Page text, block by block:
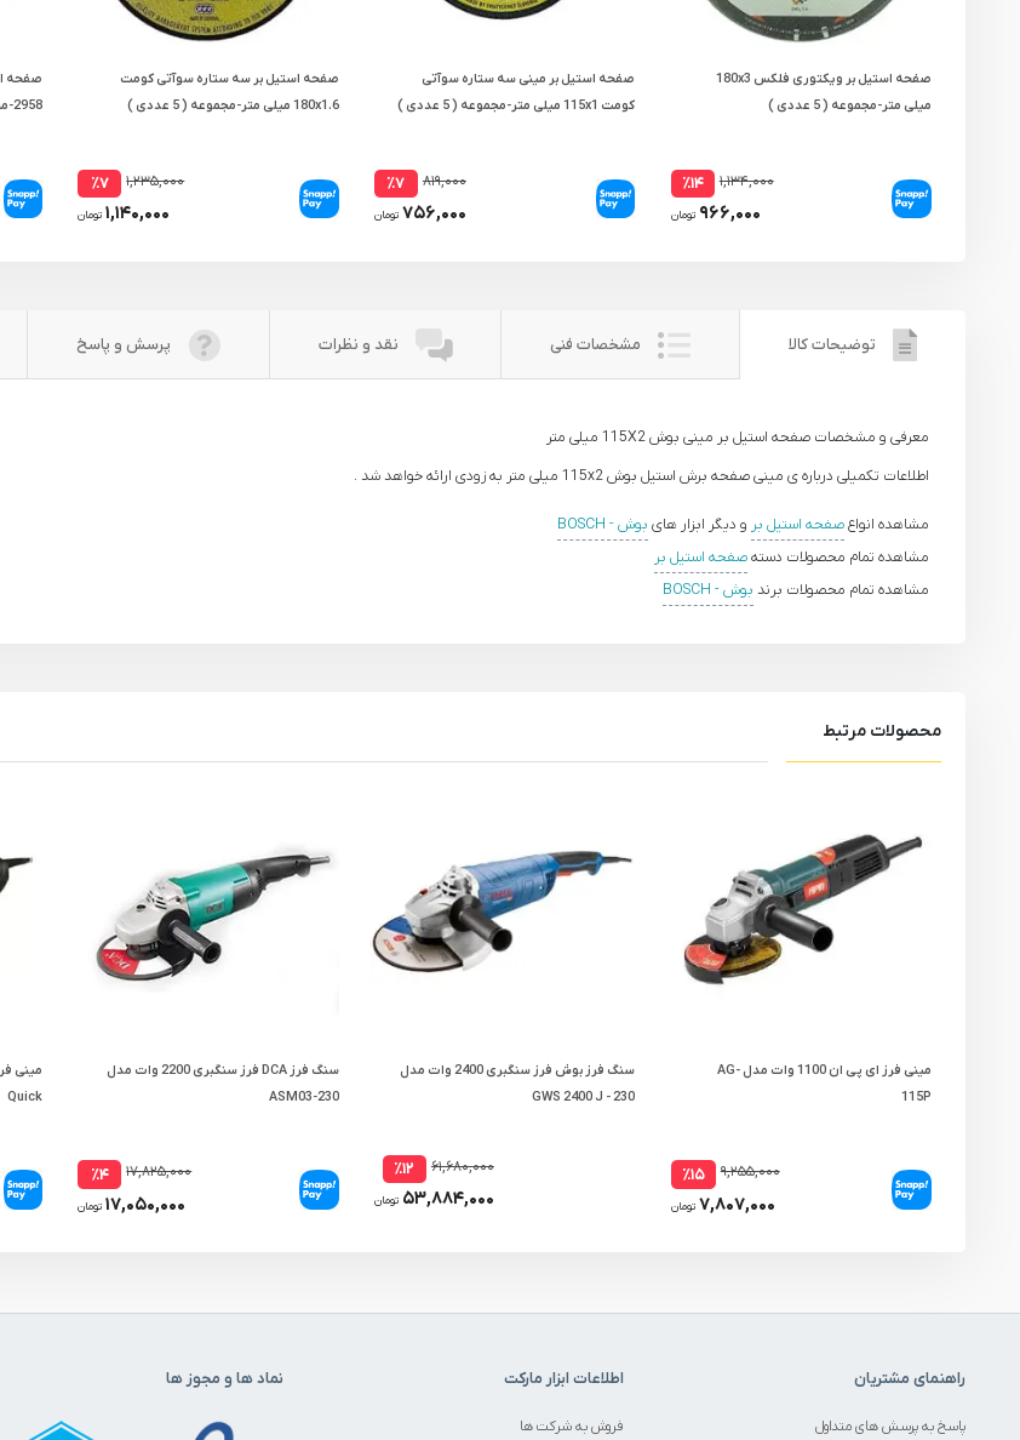
صفحه استیل بر ویکتوری فلکس 180x3
میلی متر-مجموعه ( 5 عددی )
۱,۱۳۴,۰۰۰ ٪۱۴
۹۶۶,۰۰۰ تومان
صفحه استیل بر مینی سه ستاره سوآتی
کومت 115x1 میلی متر-مجموعه ( 5 عددی )
۸۱۹,۰۰۰ ٪۷
۷۵۶,۰۰۰ تومان
صفحه استیل بر سه ستاره سوآتی کومت
180x1.6 میلی متر-مجموعه ( 5 عددی )
۱,۲۳۵,۰۰۰ ٪۷
۱,۱۴۰,۰۰۰ تومان
2958-مجموعه ( 5 عددی )
توضیحات کالا مشخصات فنی نقد و نظرات پرسش و پاسخ
معرفی و مشخصات صفحه استیل بر مینی بوش 115X2 میلی متر
اطلاعات تکمیلی درباره ی مینی صفحه برش استیل بوش 115x2 میلی متر به زودی ارائه خواهد شد .
مشاهده انواعصفحه استیل بر و دیگر ابزار های بوش - BOSCH
مشاهده تمام محصولات دستهصفحه استیل بر
مشاهده تمام محصولات برند بوش - BOSCH
محصولات مرتبط
مینی فرز ای پی ان 1100 وات مدل AG-
115P
۹,۲۵۵,۰۰۰ ٪۱۵
۷,۸۰۷,۰۰۰ تومان
سنگ فرز بوش فرز سنگبری 2400 وات مدل
GWS 2400 J - 230
۶۱,۶۸۰,۰۰۰ ٪۱۲
۵۳,۸۸۴,۰۰۰ تومان
سنگ فرز DCA فرز سنگبری 2200 وات مدل
ASM03-230
۱۷,۸۲۵,۰۰۰ ٪۴
۱۷,۰۵۰,۰۰۰ تومان
Quick
راهنمای مشتریان
پاسخ به پرسش های متداول
اطلاعات ابزار مارکت
فروش به شرکت ها
نماد ها و مجوز ها